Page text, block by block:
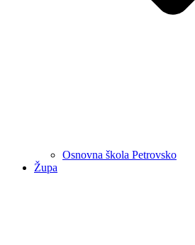
Osnovna škola Petrovsko
Župa